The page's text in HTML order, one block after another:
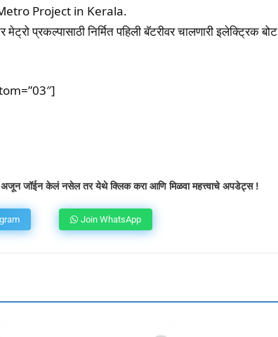
Project in Kerala.
प्रकल्पासाठी निर्मित पहिली बॅटरीवर चालणारी इलेक्ट्रिक बोट
अजून जॉईन केलं नसेल तर येथे क्लिक करा आणि मिळवा महत्त्वाचे अपडेट्स !
Join WhatsApp